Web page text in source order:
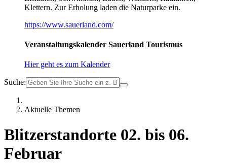
Klettern. Zur Erholung laden die Naturparke ein.
https://www.sauerland.com/
Veranstaltungskalender Sauerland Tourismus
Hier geht es zum Kalender
Suche:
Aktuelle Themen
Blitzerstandorte 02. bis 06.
Februar